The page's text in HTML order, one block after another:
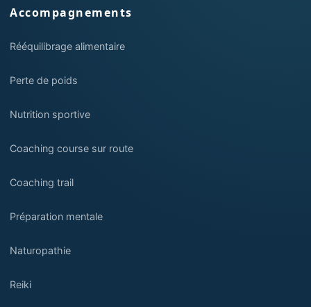
Accompagnements
Rééquilibrage alimentaire
Perte de poids
Nutrition sportive
Coaching course sur route
Coaching trail
Préparation mentale
Naturopathie
Reiki